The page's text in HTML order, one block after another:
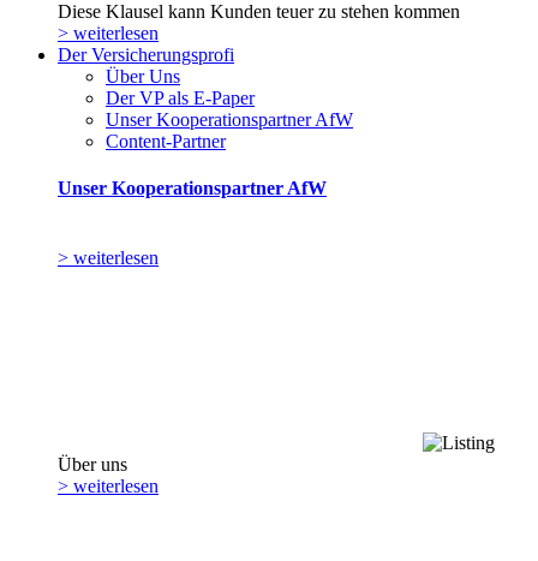
Diese Klausel kann Kunden teuer zu stehen kommen
> weiterlesen
Der Versicherungsprofi
Über Uns
Der VP als E-Paper
Unser Kooperationspartner AfW
Content-Partner
Unser Kooperationspartner AfW
> weiterlesen
Über uns
> weiterlesen